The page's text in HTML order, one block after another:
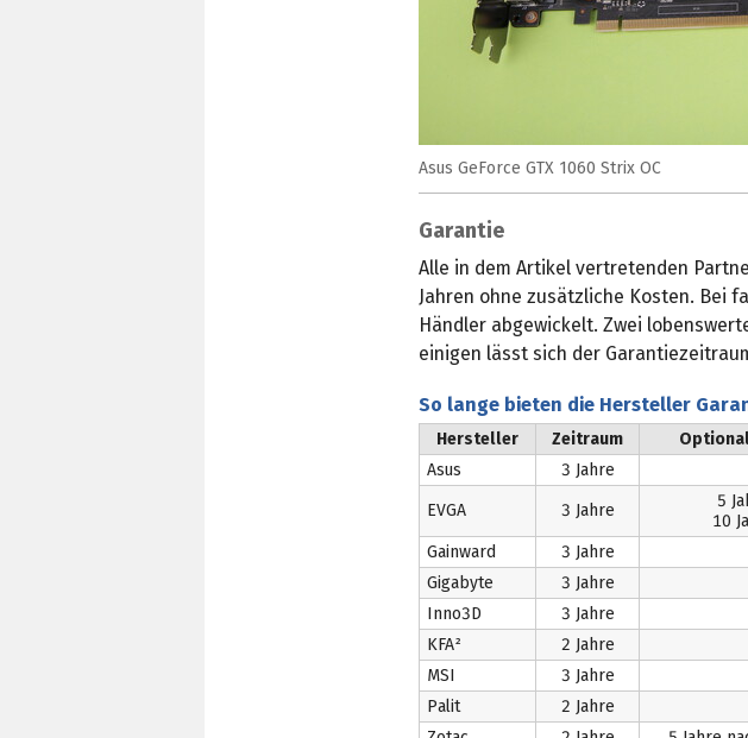
Asus GeForce GTX 1060 Strix OC
Garantie
Alle in dem Artikel vertretenden
Jahren ohne zusätzliche Kosten. Bei
Händler abgewickelt. Zwei
einigen lässt sich der
So lange bieten die Hersteller
Hersteller Zeitraum
Asus
3 Jahre
EVGA
3 Jahre
5
10
Gainward 3 Jahre
Gigabyte
3 Jahre
Inno3D
3 Jahre
KFA²
2 Jahre
MSI
3 Jahre
Palit
2 Jahre